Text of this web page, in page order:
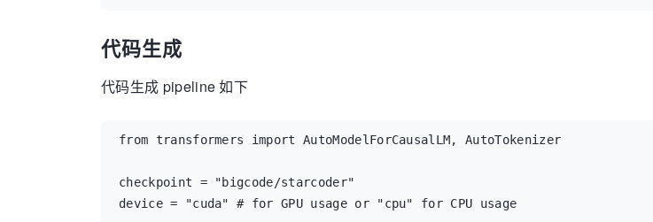
代码生成
代码生成 pipeline 如下
from transformers import AutoModelForCausalLM, AutoTokenizer
checkpoint = "bigcode/starcoder"
device = "cuda" # for GPU usage or "cpu" for CPU usage